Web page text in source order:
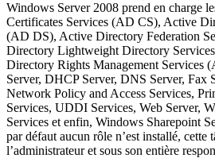
Windows Server 2008 prend en charge
Certificates Services (AD CS), Active
(AD DS), Active Directory Federation
Directory Lightweight Directory
Directory Rights Management Services
Server, DHCP Server, DNS Server, Fax
Network Policy and Access Services,
Services, UDDI Services, Web Server,
Services et enfin, Windows Sharepoint
par défaut aucun rôle n’est installé, cette
l’administrateur et sous son entière